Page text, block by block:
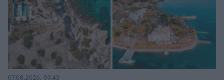
07.08.2026, 09:43